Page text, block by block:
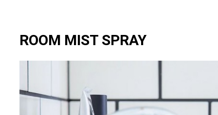
ROOM MIST SPRAY